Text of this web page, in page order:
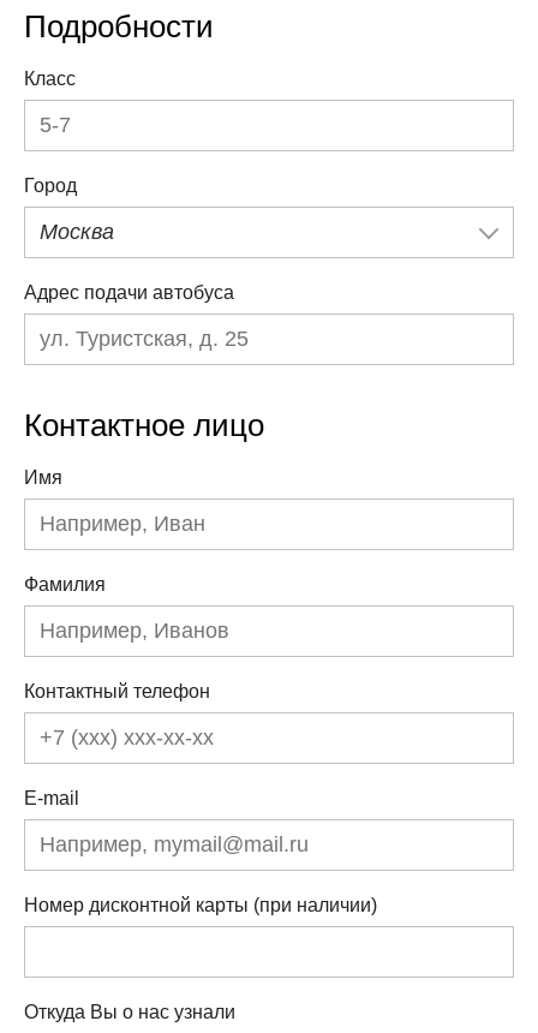
Подробности
Класс
Город
Москва
Адрес подачи автобуса
Контактное лицо
Имя
Фамилия
Контактный телефон
E-mail
Номер дисконтной карты (при наличии)
Откуда Вы о нас узнали